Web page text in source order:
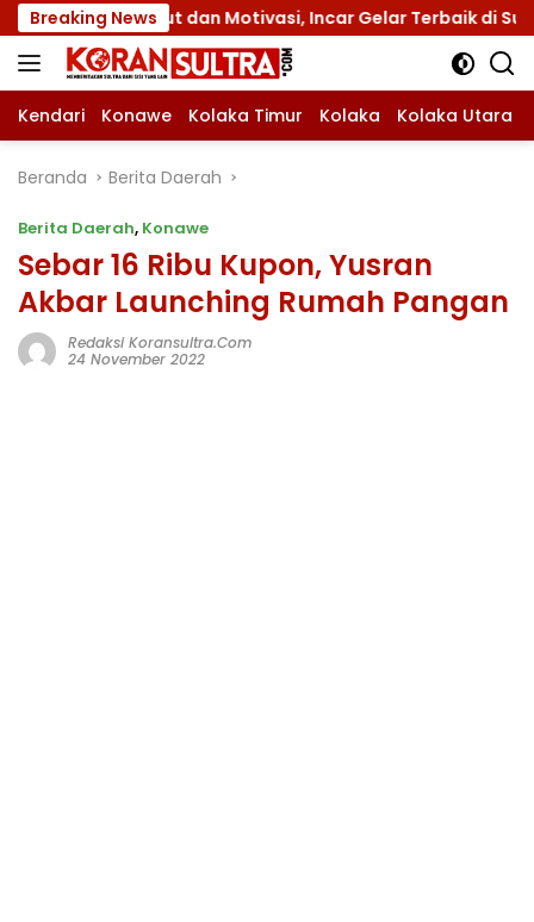
Langsung
ke
konten
Breaking News
dan Motivasi, Incar Gelar Terbaik di Sultra Menuju
Kendari Konawe Kolaka Timur Kolaka Kolaka Utara
Beranda Berita Daerah
Berita Daerah, Konawe
Sebar 16 Ribu Kupon, Yusran
Akbar Launching Rumah Pangan
Redaksi Koransultra.com
24 November 2022